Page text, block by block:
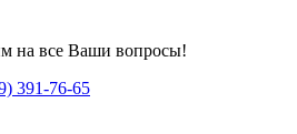
на все Ваши вопросы!
391-76-65